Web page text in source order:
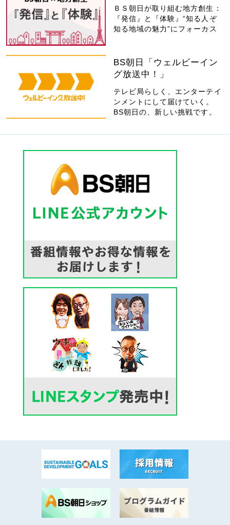
ＢＳ朝日が取り組む地方創生：
『発信』と『体験』“知る人ぞ
知る地域の魅力”にフォーカス
BS朝日「ウェルビーイン
グ放送中！」
テレビ局らしく、エンターテイ
ンメントにして届けていく。
BS朝日の、新しい挑戦です。